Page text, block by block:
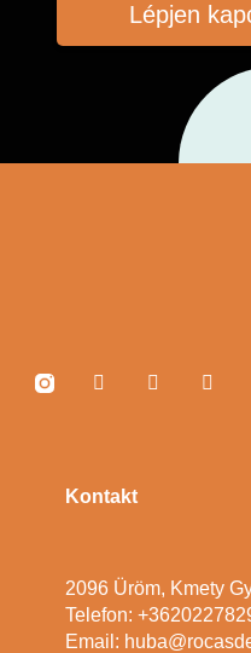
Lépjen
Kontakt
2096 Üröm, Kmety
Telefon:
Email: